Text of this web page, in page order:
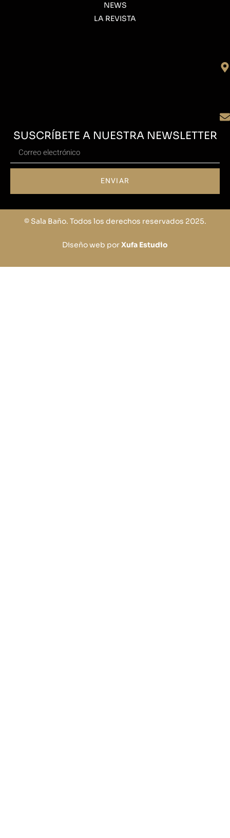
NEWS
LA REVISTA
SUSCRÍBETE A NUESTRA NEWSLETTER
ENVIAR
© Sala Baño. Todos los derechos reservados 2025.
Diseño web porXufa Estudio